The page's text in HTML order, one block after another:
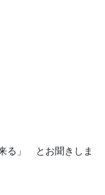
る」 とお聞きしま